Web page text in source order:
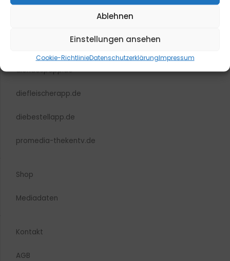
Ablehnen
Einstellungen ansehen
Cookie-RichtlinieDatenschutzerklärungImpressum
diehaccpapp.de
diefleischerapp.de
diebestellapp.de
promedia-thekentv.de
Shop
Mediadaten
Kontakt
AGB